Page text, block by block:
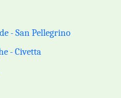
- San Pellegrino
- Civetta